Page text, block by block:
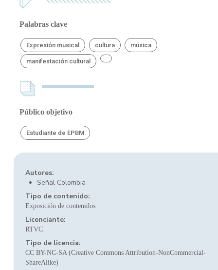
Palabras clave
Expresión musical cultura música
manifestación cultural
Público objetivo
Estudiante de EPBM
Autores:
Señal Colombia
Tipo de contenido:
Exposición de contenidos
Licenciante:
RTVC
Tipo de licencia:
CC BY-NC-SA (Creative Commons Attribution-NonCommercial-
ShareAlike)